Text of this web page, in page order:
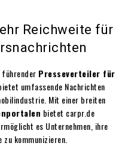
Reichweite für
Presseverteiler für
bietet umfassende Nachrichten
Mit einer breiten
bietet carpr.de
es Unternehmen, ihre
kommunizieren.